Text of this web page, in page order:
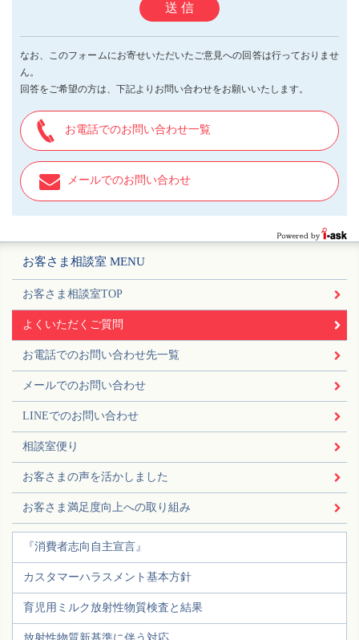
送 信
なお、このフォームにお寄せいただいたご意見への回答は行っておりませ
ん。
回答をご希望の方は、下記よりお問い合わせをお願いいたします。
お電話でのお問い合わせ一覧
メールでのお問い合わせ
お客さま相談室 MENU
お客さま相談室TOP
よくいただくご質問
お電話でのお問い合わせ先一覧
メールでのお問い合わせ
LINEでのお問い合わせ
相談室便り
お客さまの声を活かしました
お客さま満足度向上への取り組み
『消費者志向自主宣言』
カスタマーハラスメント基本方針
育児用ミルク放射性物質検査と結果